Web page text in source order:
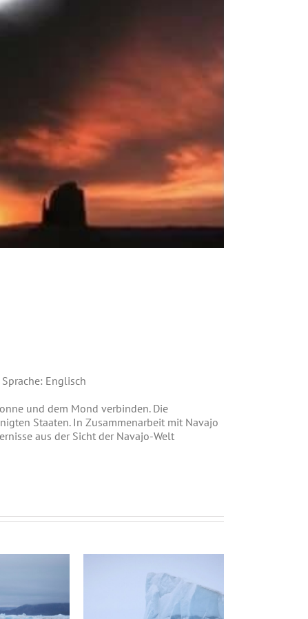
Englisch
und dem Mond verbinden. Die
Staaten. In Zusammenarbeit mit Navajo
aus der Sicht der Navajo-Welt